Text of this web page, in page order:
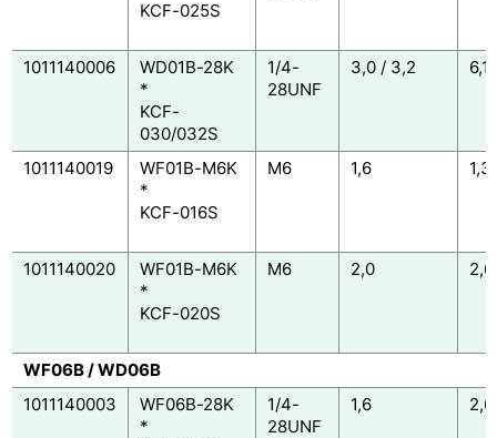
KCF-025S
1011140006
WD01B-28K
*
KCF-
030/032S
1/4-
28UNF
3,0 / 3,2 6,11
1011140019
WF01B-M6K
*
KCF-016S
M6 1,6
1011140020
WF01B-M6K
*
KCF-020S
M6 2,0
WF06B / WD06B
1011140003
WF06B-28K
*
1/4-
28UNF
1,6